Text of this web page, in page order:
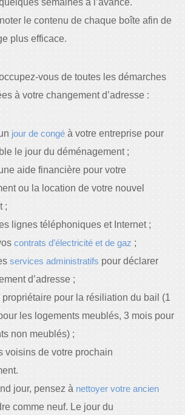
le contenu de chaque boîte afin de
plus efficace.
vous de toutes les démarches
à votre changement d’adresse :
jour de congéà votre entreprise pour
le jour du déménagement ;
aide financière pour votre
ou la location de votre nouvel
;
lignes téléphoniques et Internet ;
contrats d’électricité et de gaz ;
services administratifs pour déclarer
d’adresse ;
propriétaire pour la résiliation du bail (1
les logements meublés, 3 mois pour
non meublés) ;
voisins de votre prochain
jour, pensez à nettoyer votre ancien
comme neuf. Le jour du